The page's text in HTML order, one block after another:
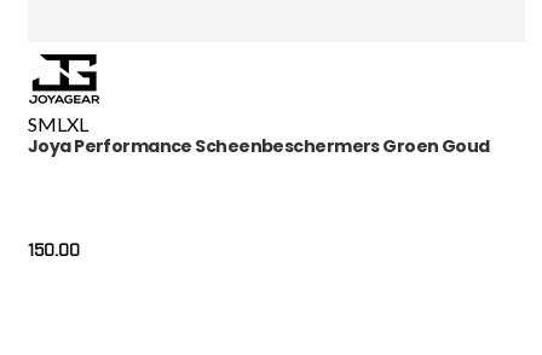
SMLXL
Joya Performance Scheenbeschermers Groen Goud
150.00